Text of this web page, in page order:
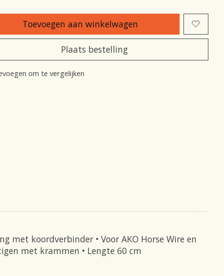
Toevoegen aan winkelwagen
Plaats bestelling
om te vergelijken
met koordverbinder • Voor AKO Horse Wire en
met krammen • Lengte 60 cm